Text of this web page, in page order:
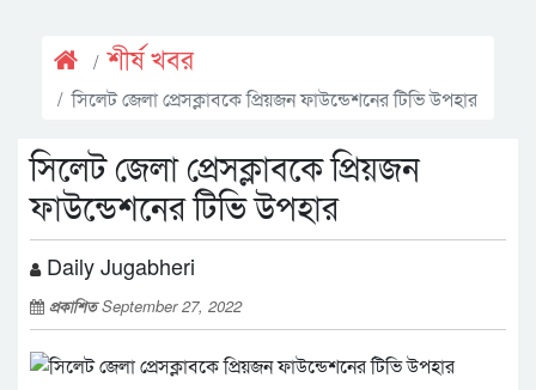
শীর্ষ খবর
সিলেট জেলা প্রেসক্লাবকে প্রিয়জন ফাউন্ডেশনের টিভি উপহার
সিলেট জেলা প্রেসক্লাবকে প্রিয়জন
ফাউন্ডেশনের টিভি উপহার
Daily Jugabheri
প্রকাশিতSeptember 27, 2022